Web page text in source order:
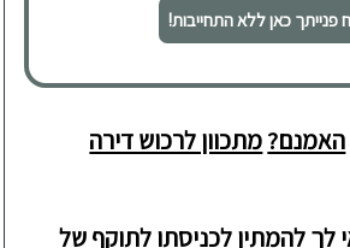
פנייתך כאן ללא התחייבות!
האמנם?מתכוון לרכוש דירה
להמתין לכניסתו לתוקף של